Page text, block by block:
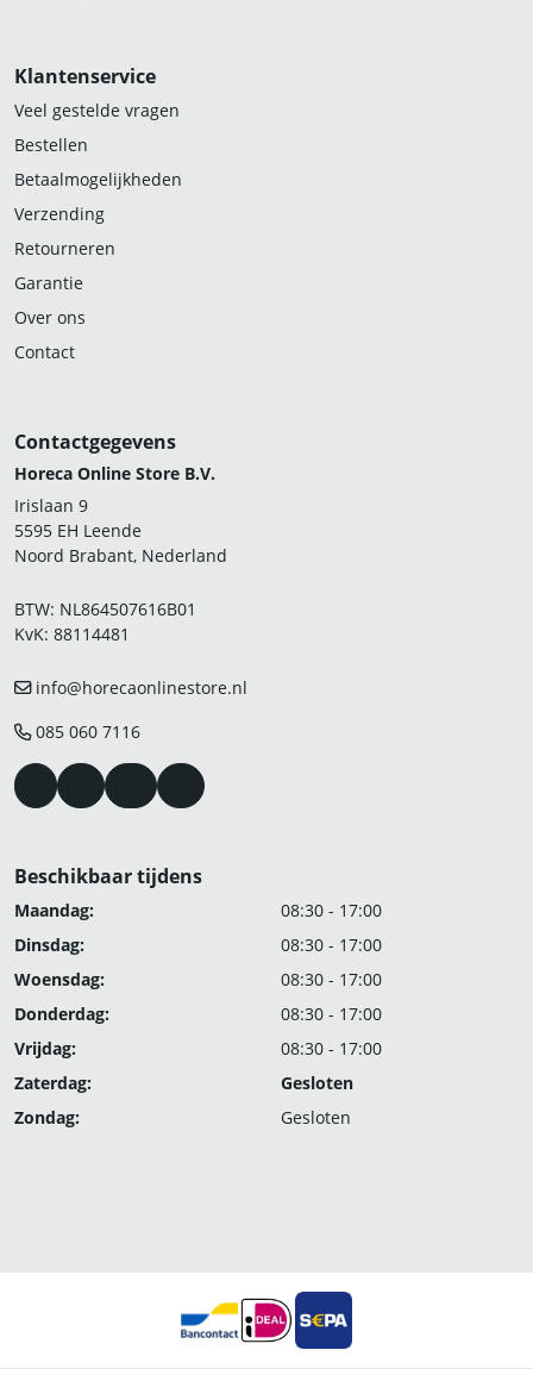
Klantenservice
Veel gestelde vragen
Bestellen
Betaalmogelijkheden
Verzending
Retourneren
Garantie
Over ons
Contact
Contactgegevens
Horeca Online Store B.V.
Irislaan 9
5595 EH Leende
Noord Brabant, Nederland
BTW: NL864507616B01
KvK: 88114481
info@horecaonlinestore.nl
085 060 7116
Beschikbaar tijdens
Maandag:
08:30 - 17:00
Dinsdag:
08:30 - 17:00
Woensdag:
08:30 - 17:00
Donderdag:
08:30 - 17:00
Vrijdag:
08:30 - 17:00
Zaterdag:
Gesloten
Zondag:
Gesloten